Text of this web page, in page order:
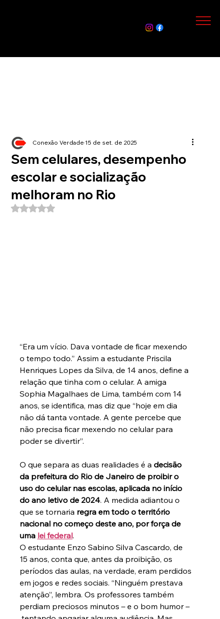
Sem celulares, desempenho
escolar e socialização
melhoram no Rio
Conexão Verdade15 de set. de 2025
Avaliado com NaN de 5 estrelas.
“Era um vício. Dava vontade de ficar mexendo
o tempo todo.” Assim a estudante Priscila
Henriques Lopes da Silva, de 14 anos, define a
relação que tinha com o celular. A amiga
Sophia Magalhaes de Lima, também com 14
anos, se identifica, mas diz que “hoje em dia
não dá tanta vontade. A gente percebe que
não precisa ficar mexendo no celular para
poder se divertir”.
O que separa as duas realidades é a decisão
da prefeitura do Rio de Janeiro de proibir o
uso do celular nas escolas, aplicada no início
do ano letivo de 2024. A medida adiantou o
que se tornaria regra em todo o território
nacional no começo deste ano, por força de
uma lei federal.
O estudante Enzo Sabino Silva Cascardo, de
15 anos, conta que, antes da proibição, os
períodos das aulas, na verdade, eram perdidos
em jogos e redes sociais. “Ninguém prestava
atenção”, lembra. Os professores também
perdiam preciosos minutos – e o bom humor –